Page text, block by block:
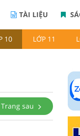
TÀI LIỆU
10 LỚP 11
Trang sau